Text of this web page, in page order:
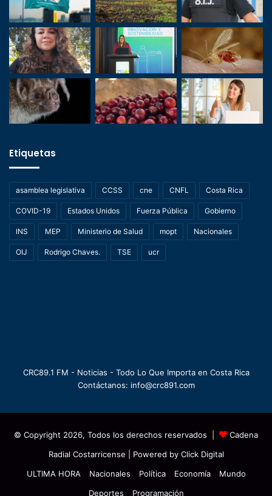
Etiquetas
asamblea legislativa CCSS cne CNFL Costa Rica
COVID-19 Estados Unidos Fuerza Pública Gobierno
INS MEP Ministerio de Salud mopt Nacionales
OIJ Rodrigo Chaves. TSE ucr
CRC89.1 FM - Noticias - Todo Lo Que Importa en Costa Rica
Contáctanos: info@crc891.com
© Copyright 2026, Todos los derechos reservados |
Cadena
Radial Costarricense | Powered by Click Digital
ULTIMA HORA
Nacionales Política Economía
Mundo
Deportes
Programación